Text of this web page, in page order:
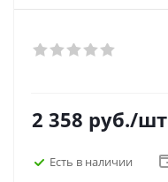
2 358 руб./шт
Есть в наличии